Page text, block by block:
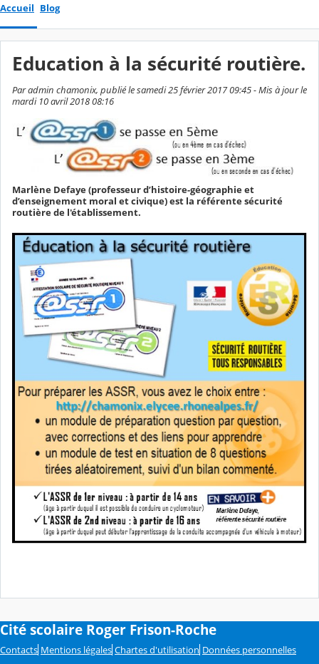
Accueil Blog
Education à la sécurité routière.
Par admin chamonix, publié le samedi 25 février 2017 09:45 - Mis à jour le
mardi 10 avril 2018 08:16
Marlène Defaye (professeur d’histoire-géographie et
d’enseignement moral et civique) est la référente sécurité
routière de l'établissement.
Cité scolaire Roger Frison-Roche
Contacts Mentions légales Chartes d'utilisation Données personnelles